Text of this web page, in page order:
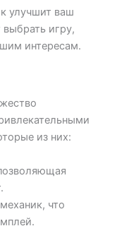
улучшит ваш
игру,
интересам.
из них:
что